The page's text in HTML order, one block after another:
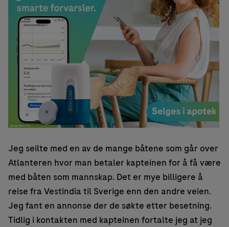
Jeg seilte med en av de mange båtene som går over
Atlanteren hvor man betaler kapteinen for å få være
med båten som mannskap. Det er mye billigere å
reise fra Vestindia til Sverige enn den andre veien.
Jeg fant en annonse der de søkte etter besetning.
Tidlig i kontakten med kapteinen fortalte jeg at jeg